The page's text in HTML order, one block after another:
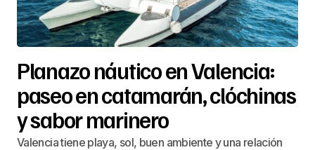
Planazo náutico en Valencia:
paseo en catamarán, clóchinas
y sabor marinero
Valencia tiene playa, sol, buen ambiente y una relación